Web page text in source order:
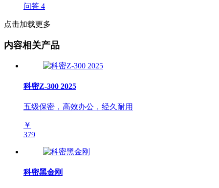
问答 4
点击加载更多
内容相关产品
科密Z-300 2025
五级保密，高效办公，经久耐用
￥
379
科密黑金刚